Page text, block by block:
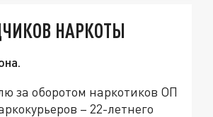
НАРКОТЫ
за оборотом наркотиков ОП
– 22-летнего